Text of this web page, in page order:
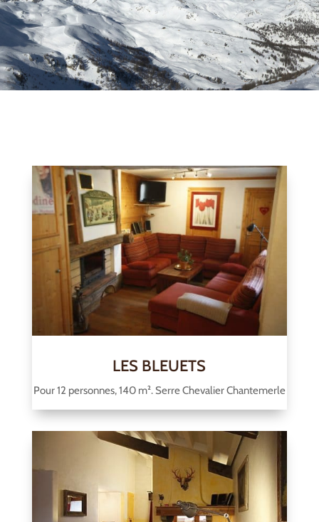
LES BLEUETS
Pour 12 personnes, 140 m². Serre Chevalier Chantemerle